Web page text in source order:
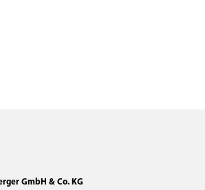
GmbH & Co. KG